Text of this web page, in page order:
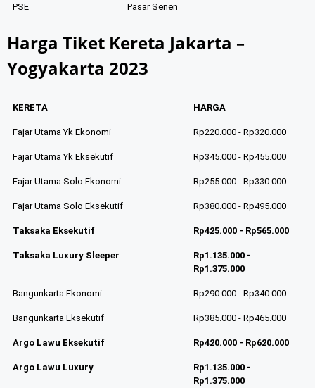
PSE
Pasar Senen
Harga Tiket Kereta Jakarta –
Yogyakarta 2023
KERETA HARGA
Fajar Utama Yk Ekonomi Rp220.000 - Rp320.000
Fajar Utama Yk Eksekutif Rp345.000 - Rp455.000
Fajar Utama Solo Ekonomi Rp255.000 - Rp330.000
Fajar Utama Solo Eksekutif Rp380.000 - Rp495.000
Taksaka Eksekutif Rp425.000 - Rp565.000
Taksaka Luxury Sleeper
Rp1.135.000 -
Rp1.375.000
Bangunkarta Ekonomi Rp290.000 - Rp340.000
Bangunkarta Eksekutif Rp385.000 - Rp465.000
Argo Lawu Eksekutif Rp420.000 - Rp620.000
Argo Lawu Luxury
Rp1.135.000 -
Rp1.375.000